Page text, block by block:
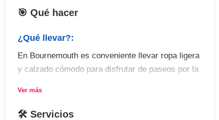
🎯 Qué hacer
¿Qué llevar?:
En Bournemouth es conveniente llevar ropa ligera
y calzado cómodo para disfrutar de paseos por la
Actividades:
Ver más
🛠 Servicios